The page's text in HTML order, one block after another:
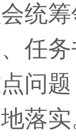
统
任
问
落